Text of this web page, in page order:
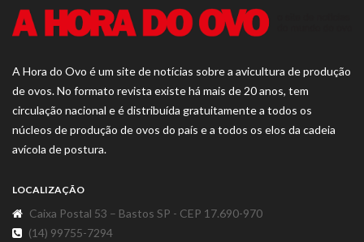
A Hora do Ovo é um site de notícias sobre a avicultura de produção
de ovos. No formato revista existe há mais de 20 anos, tem
circulação nacional e é distribuída gratuitamente a todos os
núcleos de produção de ovos do país e a todos os elos da cadeia
avícola de postura.
LOCALIZAÇÃO
Caixa Postal 53 – Bastos SP - CEP 17.690-970
(14) 99755-7294